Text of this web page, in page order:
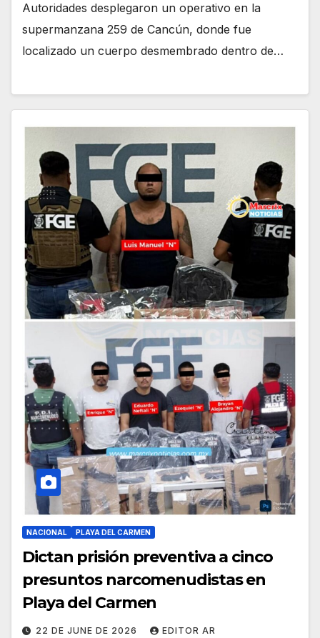
Autoridades desplegaron un operativo en la
supermanzana 259 de Cancún, donde fue
localizado un cuerpo desmembrado dentro de…
NACIONAL PLAYA DEL CARMEN
Dictan prisión preventiva a cinco
presuntos narcomenudistas en
Playa del Carmen
22 DE JUNE DE 2026 EDITOR AR